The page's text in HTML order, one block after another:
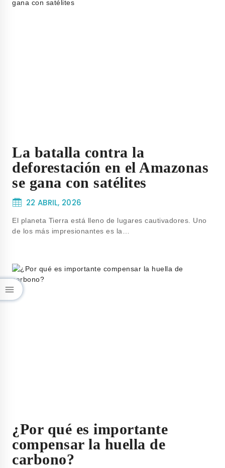
La batalla contra la
deforestación en el Amazonas
se gana con satélites
22 ABRIL, 2026
El planeta Tierra está lleno de lugares cautivadores. Uno
de los más impresionantes es la…
¿Por qué es importante
compensar la huella de
carbono?